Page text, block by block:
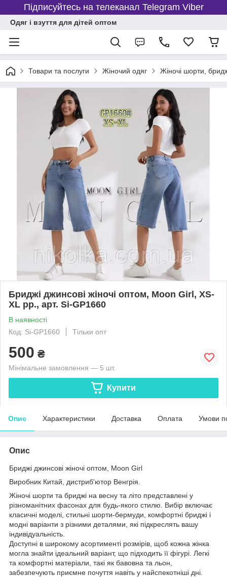
Підписуйтесь на телеканал Telegram Viber
Одяг і взуття для дітей оптом
Товари та послуги Жіночий одяг Жіночі шорти,
Бриджі джинсові жіночі оптом, Moon Girl, XS-
XL рр., арт. Si-GP1660
В наявності
Код: Si-GР1660
Тільки опт
500 ₴
Мінімальне замовлення — 5 шт.
Купити
Опис Характеристики Доставка Оплата Умови
Опис
Бриджі джинсові жіночі оптом, Moon Girl
Виробник Китай, дистриб'ютор Венгрія.
Жіночі шорти та бриджі на весну та літо представлені у
різноманітних фасонах для будь-якого стилю. Вибір включає
класичні моделі, стильні шорти-бермуди, комфортні бриджі і
модні варіанти з різними деталями, які підкреслять вашу
індивідуальність.
Доступні в широкому асортименті розмірів, щоб кожна жінка
могла знайти ідеальний варіант, що підходить її фігурі. Легкі
та комфортні матеріали, такі як бавовна та льон,
забезпечують приємне почуття навіть у найспекотніші дні.